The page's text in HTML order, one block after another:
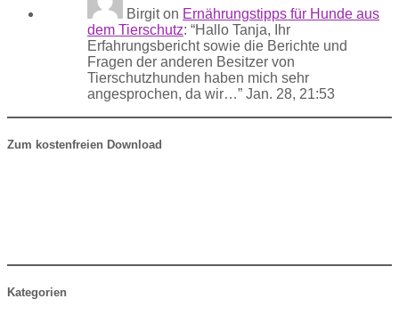
Birgiton Ernährungstipps für Hunde aus
dem Tierschutz: “Hallo Tanja, Ihr
Erfahrungsbericht sowie die Berichte und
Fragen der anderen Besitzer von
Tierschutzhunden haben mich sehr
angesprochen, da wir…” Jan. 28, 21:53
Zum kostenfreien Download
Kategorien